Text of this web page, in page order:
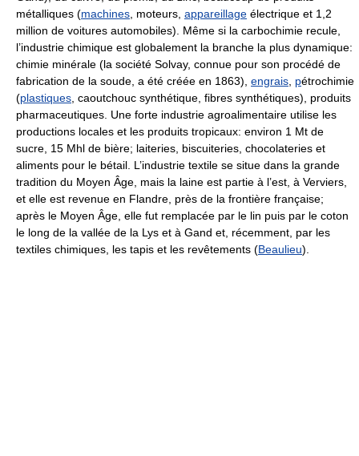
métalliques (machines, moteurs, appareillage électrique et 1,2
million de voitures automobiles). Même si la carbochimie recule,
l’industrie chimique est globalement la branche la plus dynamique:
chimie minérale (la société Solvay, connue pour son procédé de
fabrication de la soude, a été créée en 1863), engrais, pétrochimie
(plastiques, caoutchouc synthétique, fibres synthétiques), produits
pharmaceutiques. Une forte industrie agroalimentaire utilise les
productions locales et les produits tropicaux: environ 1 Mt de
sucre, 15 Mhl de bière; laiteries, biscuiteries, chocolateries et
aliments pour le bétail. L’industrie textile se situe dans la grande
tradition du Moyen Âge, mais la laine est partie à l’est, à Verviers,
et elle est revenue en Flandre, près de la frontière française;
après le Moyen Âge, elle fut remplacée par le lin puis par le coton
le long de la vallée de la Lys et à Gand et, récemment, par les
textiles chimiques, les tapis et les revêtements (Beaulieu).